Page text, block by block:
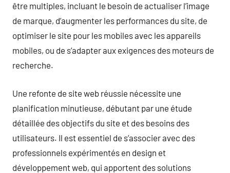
être multiples, incluant le besoin de actualiser l’image
de marque, d’augmenter les performances du site, de
optimiser le site pour les mobiles avec les appareils
mobiles, ou de s’adapter aux exigences des moteurs de
recherche.
Une refonte de site web réussie nécessite une
planification minutieuse, débutant par une étude
détaillée des objectifs du site et des besoins des
utilisateurs. Il est essentiel de s’associer avec des
professionnels expérimentés en design et
développement web, qui apportent des solutions